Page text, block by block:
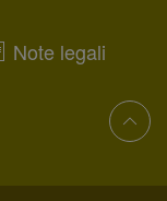
Note legali